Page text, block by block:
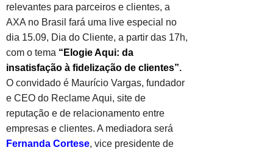
relevantes para parceiros e clientes, a
AXA no Brasil fará uma live especial no
dia 15.09, Dia do Cliente, a partir das 17h,
com o tema “Elogie Aqui: da
insatisfação à fidelização de clientes”.
O convidado é Maurício Vargas, fundador
e CEO do Reclame Aqui, site de
reputação e de relacionamento entre
empresas e clientes. A mediadora será
Fernanda Cortese, vice presidente de